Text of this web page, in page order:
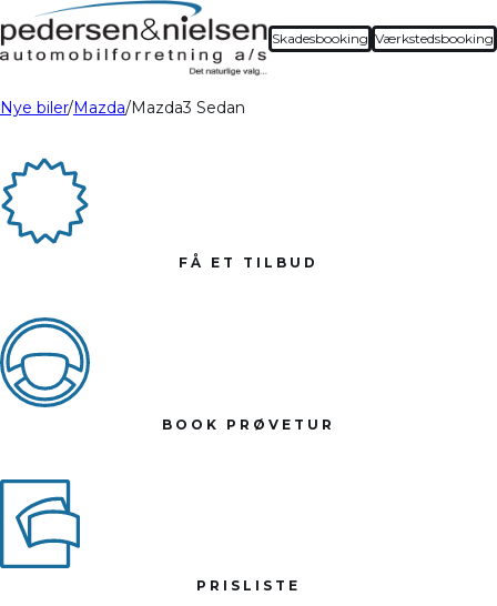
Skadesbooking Værkstedsbooking
Nye biler Mazda Mazda3 Sedan
FÅ ET TILBUD
BOOK PRØVETUR
PRISLISTE